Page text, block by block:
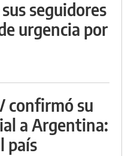
seguidores
urgencia por
confirmó su
a Argentina:
país